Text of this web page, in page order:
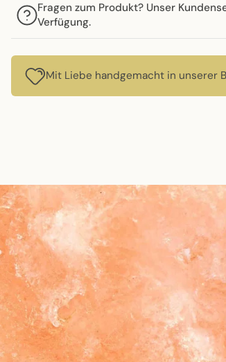
Fragen zum Produkt? Unser
Verfügung.
Mit Liebe handgemacht in unserer